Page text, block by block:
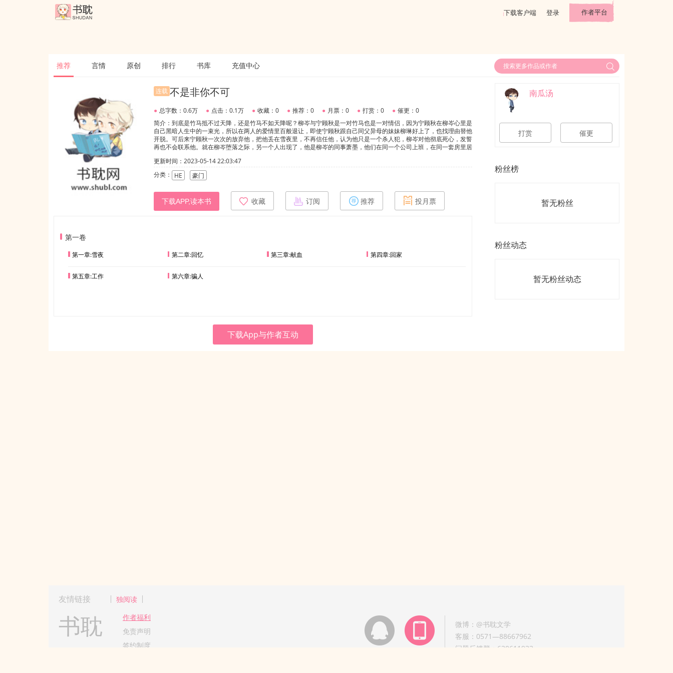
下载客户端 登录 作者平台
推荐 言情 原创 排行 书库 充值中心
连载 不是非你不可
● 总字数：0.6万 ● 点击：0.1万 ● 收藏：0 ● 推荐：0 ● 月票：0 ● 打赏：0 ● 催更：0
简介：到底是竹马抵不过天降，还是竹马不如天降呢？柳岑与宁顾秋是一对竹马也是一对情侣，因为宁顾秋在柳岑心里是
自己黑暗人生中的一束光，所以在两人的爱情里百般退让，即使宁顾秋跟自己同父异母的妹妹柳琳好上了，也找理由替他
开脱。可后来宁顾秋一次次的放弃他，把他丢在雪夜里，不再信任他，认为他只是一个杀人犯，柳岑对他彻底死心，发誓
再也不会联系他。就在柳岑堕落之际，另一个人出现了，他是柳岑的同事萧墨，他们在同一个公司上班，在同一套房里居
应该只有我吗？”柳岑冷笑一声，眼里是藏不住的讥讽:“宁先生，我又不是非你不可，你有什么资格让我心里只有你一个
人？”
更新时间：2023-05-14 22:03:47
分类：
HE 豪门
下载APP,读本书 收藏 订阅 推荐 投月票
第一卷
第一章:雪夜 第二章:回忆 第三章:献血 第四章:回家
第五章:工作 第六章:骗人
下载App与作者互动
南瓜汤
打赏 催更
粉丝榜
暂无粉丝
粉丝动态
暂无粉丝动态
友情链接 独阅读
书耽
作者福利
免责声明
签约制度
微博：@书耽文学
客服：0571—88667962
问题反馈群：630611933